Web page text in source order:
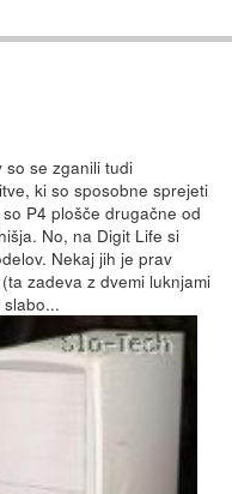
se zganili tudi
ki so sposobne sprejeti
P4 plošče drugačne od
No, na Digit Life si
Nekaj jih je prav
zadeva z dvemi luknjami